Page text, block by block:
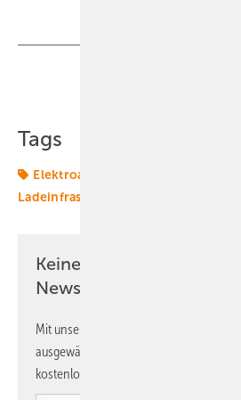
Tags
Elektroauto
Ladeinfrastruktur
Keine Zeit? Kein Problem
Newsletter!
Mit unserem Newsletter erhalten Sie
ausgewählte Informationen und
kostenlos direkt ins Postfach.